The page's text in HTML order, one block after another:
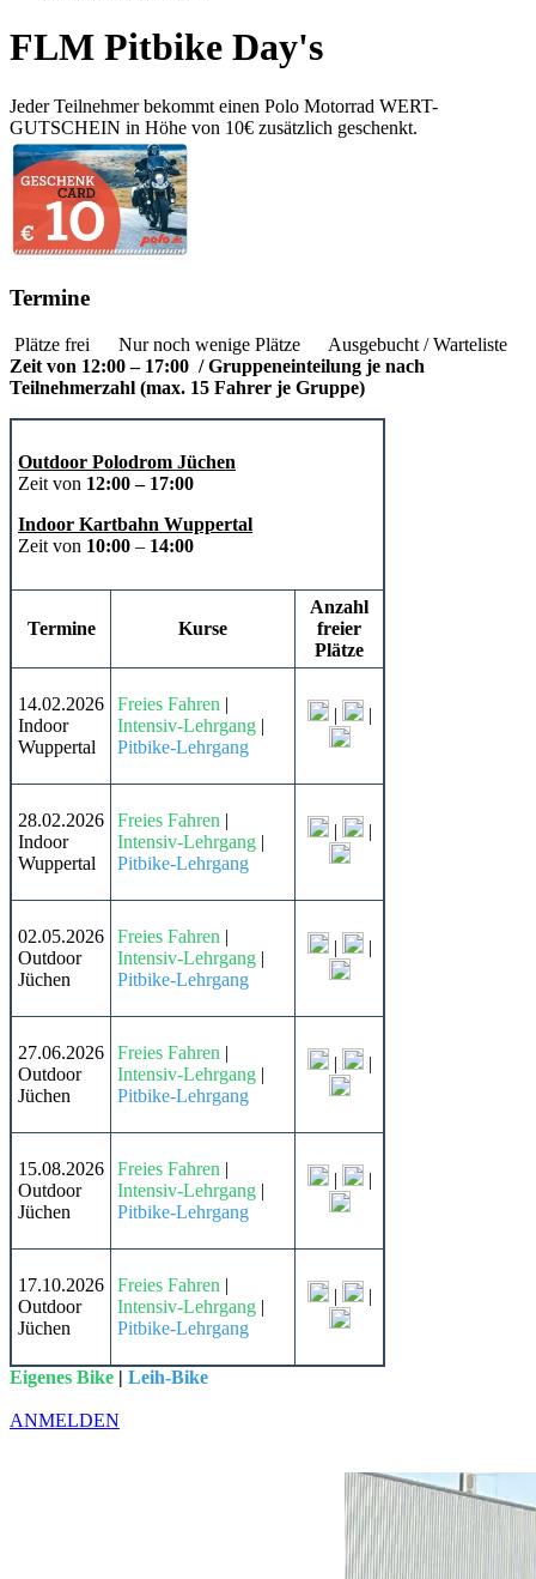
FLM Pitbike Day's
Jeder Teilnehmer bekommt einen Polo Motorrad WERT-
GUTSCHEIN in Höhe von 10€ zusätzlich geschenkt.
Termine
Plätze frei Nur noch wenige Plätze
Ausgebucht / Warteliste
Zeit von 12:00 – 17:00 / Gruppeneinteilung je nach
Teilnehmerzahl (max. 15 Fahrer je Gruppe)
Outdoor Polodrom Jüchen
Zeit von 12:00 – 17:00
Indoor Kartbahn Wuppertal
Zeit von 10:00 – 14:00
Termine Kurse
Anzahl
freier
Plätze
14.02.2026
Indoor
Wuppertal
Freies Fahren |
Intensiv-Lehrgang |
Pitbike-Lehrgang
| |
28.02.2026
Indoor
Wuppertal
Freies Fahren |
Intensiv-Lehrgang |
Pitbike-Lehrgang
| |
02.05.2026
Outdoor
Jüchen
Freies Fahren |
Intensiv-Lehrgang |
Pitbike-Lehrgang
| |
27.06.2026
Outdoor
Jüchen
Freies Fahren |
Intensiv-Lehrgang |
Pitbike-Lehrgang
| |
15.08.2026
Outdoor
Jüchen
Freies Fahren |
Intensiv-Lehrgang |
Pitbike-Lehrgang
| |
17.10.2026
Outdoor
Jüchen
Freies Fahren |
Intensiv-Lehrgang |
Pitbike-Lehrgang
| |
Eigenes Bike | Leih-Bike
ANMELDEN